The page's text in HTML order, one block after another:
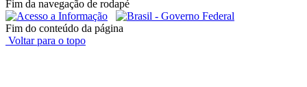
Fim da navegação de rodapé
Fim do conteúdo da página
Voltar para o topo